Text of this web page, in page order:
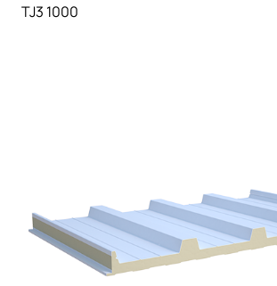
TJ3 1000